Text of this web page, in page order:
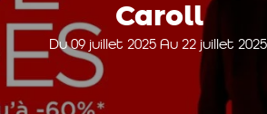
Caroll
Du 09 juillet 2025 Au 22 juillet